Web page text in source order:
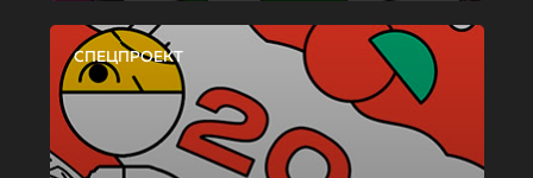
СПЕЦПРОЕКТ